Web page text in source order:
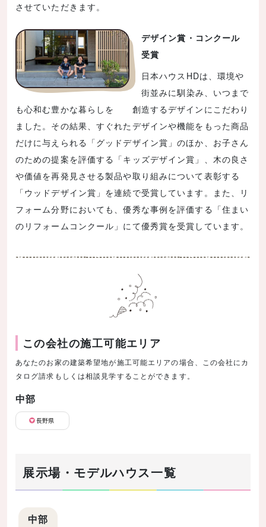
させていただきます。
デザイン賞・コンクール
受賞
日本ハウスHDは、環境や
街並みに馴染み、いつまで
も心和む豊かな暮らしを 創造するデザインにこだわり
ました。その結果、すぐれたデザインや機能をもった商品
だけに与えられる「グッドデザイン賞」のほか、お子さん
のための提案を評価する「キッズデザイン賞」、木の良さ
や価値を再発見させる製品や取り組みについて表彰する
「ウッドデザイン賞」を連続で受賞しています。また、リ
フォーム分野においても、優秀な事例を評価する「住まい
のリフォームコンクール」にて優秀賞を受賞しています。
この会社の施工可能エリア
あなたのお家の建築希望地が施工可能エリアの場合、この会社にカ
タログ請求もしくは相談見学することができます。
中部
長野県
展示場・モデルハウス一覧
中部